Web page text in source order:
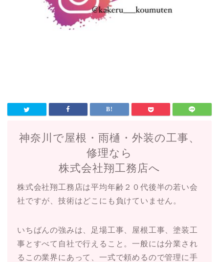
神奈川で屋根・雨樋・外装の工事、
修理なら
株式会社翔工務店へ
株式会社翔工務店は平均年齢２０代後半の若い会
社ですが、技術はどこにも負けていません。
いちばんの強みは、足場工事、屋根工事、塗装工
事とすべて自社で行えること。一般には分業され
るこの業界にあって、一式で頼めるので管理に手